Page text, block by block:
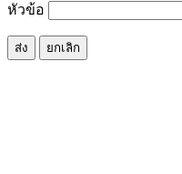
หัวข้อ
ส่ง ยกเลิก